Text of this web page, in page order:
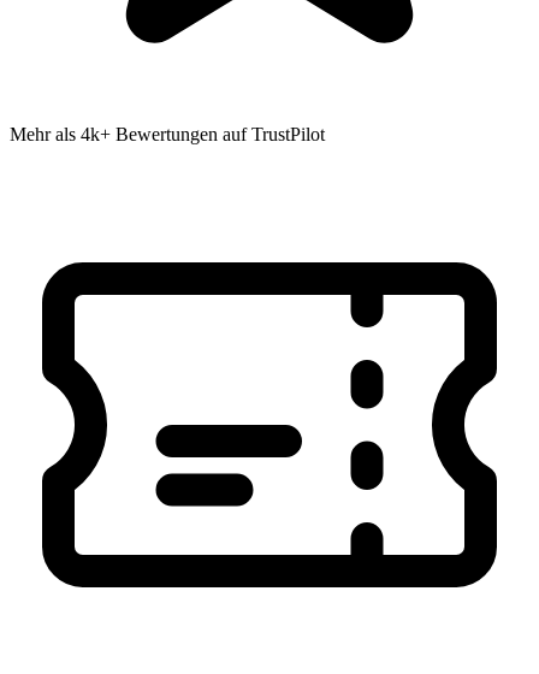
Mehr als 4k+ Bewertungen auf TrustPilot